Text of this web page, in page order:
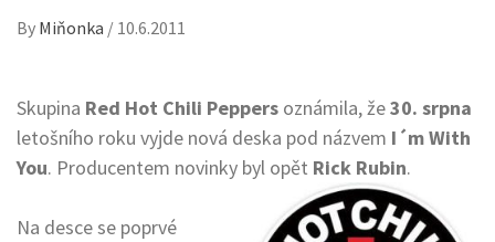
By Miňonka / 10.6.2011
Skupina Red Hot Chili Peppers oznámila, že30. srpna
letošního roku vyjde nová deska pod názvem I´m With
You. Producentem novinky byl opět Rick Rubin.
Na desce se poprvé